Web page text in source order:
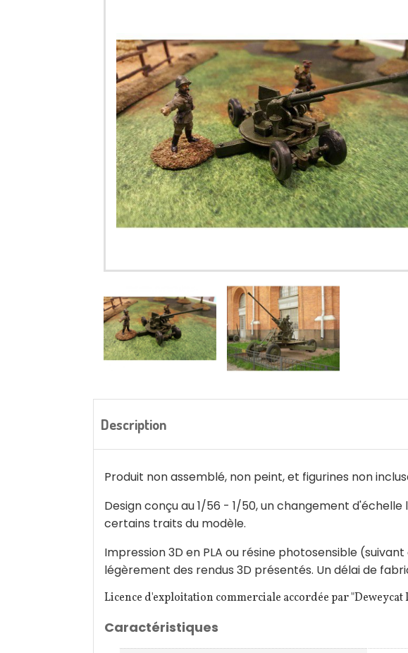
Description
Produit non assemblé, non peint, et figurines non
Design conçu au 1/56 - 1/50, un changement
certains traits du modèle.
Impression 3D en PLA ou résine photosensible
légèrement des rendus 3D présentés. Un délai de
Licence d'exploitation commerciale accordée par
Caractéristiques